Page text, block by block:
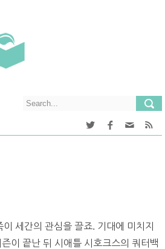
세간의 관심을 끌죠. 기대에 미치지
이 끝난 뒤 시애틀 시호크스의 쿼터백